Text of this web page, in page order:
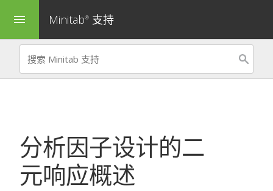
menu Minitab® 支持
分析因子设计的二
元响应概述